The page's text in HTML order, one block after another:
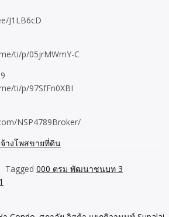
J1LB6cD
ti/p/05jrMWmY-C
ti/p/97SfFn0XBI
NSP4789Broker/
างโพสขายที่ดิน
Tagged 000 ตรม พัฒนาชนบท 3